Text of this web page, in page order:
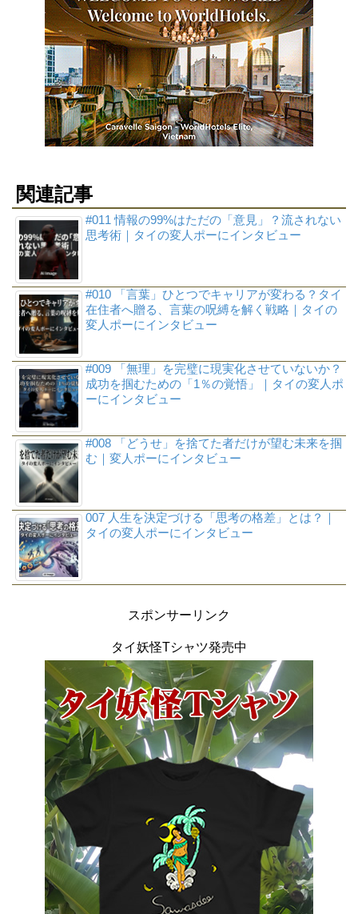
関連記事
#011 情報の99%はただの「意見」？流されない
思考術｜タイの変人ポーにインタビュー
#010 「言葉」ひとつでキャリアが変わる？タイ
在住者へ贈る、言葉の呪縛を解く戦略｜タイの
変人ポーにインタビュー
#009 「無理」を完璧に現実化させていないか？
成功を掴むための「1％の覚悟」｜タイの変人ポ
ーにインタビュー
#008 「どうせ」を捨てた者だけが望む未来を掴
む｜変人ポーにインタビュー
007 人生を決定づける「思考の格差」とは？｜
タイの変人ポーにインタビュー
スポンサーリンク
タイ妖怪Tシャツ発売中